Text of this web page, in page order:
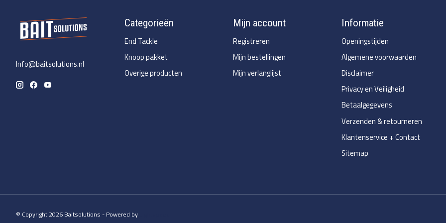
Info@baitsolutions.nl
Categorieën
End Tackle
Knoop pakket
Overige producten
Mijn account
Registreren
Mijn bestellingen
Mijn verlanglijst
Informatie
Openingstijden
Algemene voorwaarden
Disclaimer
Privacy en Veiligheid
Betaalgegevens
Verzenden & retourneren
Klantenservice + Contact
Sitemap
© Copyright 2026 Baitsolutions - Powered by